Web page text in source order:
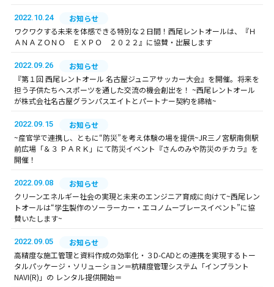
2022.10.24
お知らせ
ワクワクする未来を体感できる特別な２日間！西尾レントオールは、『Ｈ
ＡＮＡＺＯＮＯ ＥＸＰＯ ２０２２』に協賛・出展します
2022.09.26
お知らせ
『第１回 西尾レントオール 名古屋ジュニアサッカー大会』を開催。将来を
担う子供たちへスポーツを通した交流の機会創出を！ ~西尾レントオール
が株式会社名古屋グランパスエイトとパートナー契約を締結~
2022.09.15
お知らせ
~産官学で連携し、ともに“防災”を考え体験の場を提供~JR三ノ宮駅南側駅
前広場「＆３ ＰＡＲＫ」にて防災イベント『さんのみや防災のチカラ』を
開催！
2022.09.08
お知らせ
クリーンエネルギー社会の実現と未来のエンジニア育成に向けて~西尾レン
トオールは“学生製作のソーラーカー・エコノムーブレースイベント”に協
賛いたします~
2022.09.05
お知らせ
高精度な施工管理と資料作成の効率化・３D-CADとの連携を実現するトー
タルパッケージ・ソリューション＝杭精度管理システム「インプラント
NAVI(R)」の レンタル提供開始＝